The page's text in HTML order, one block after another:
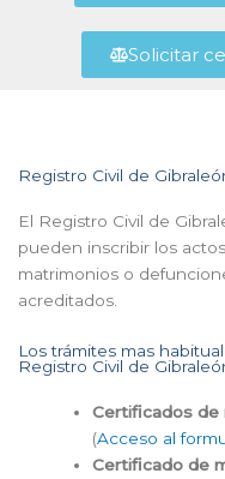
Solicitar
Registro Civil de
El Registro Civil de
pueden inscribir los
matrimonios o
acreditados.
Los trámites mas
Registro Civil de
Certificados de
(Acceso al
Certificado de